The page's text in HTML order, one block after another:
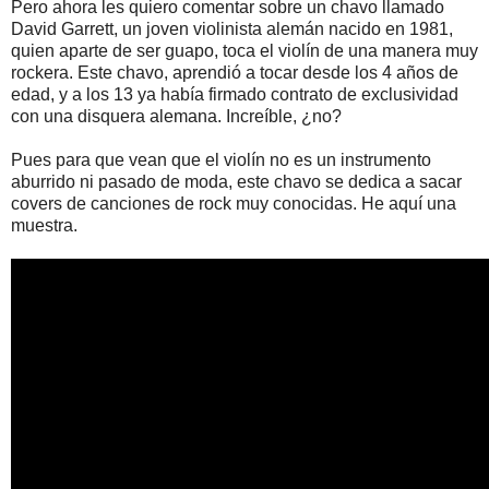
Pero ahora les quiero comentar sobre un chavo llamado
David Garrett, un joven violinista alemán nacido en 1981,
quien aparte de ser guapo, toca el violín de una manera muy
rockera. Este chavo, aprendió a tocar desde los 4 años de
edad, y a los 13 ya había firmado contrato de exclusividad
con una disquera alemana. Increíble, ¿no?
Pues para que vean que el violín no es un instrumento
aburrido ni pasado de moda, este chavo se dedica a sacar
covers de canciones de rock muy conocidas. He aquí una
muestra.